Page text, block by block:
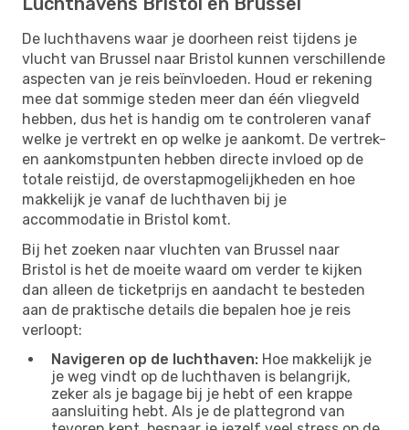
De luchthavens waar je doorheen reist tijdens je
vlucht van Brussel naar Bristol kunnen verschillende
aspecten van je reis beïnvloeden. Houd er rekening
mee dat sommige steden meer dan één vliegveld
hebben, dus het is handig om te controleren vanaf
welke je vertrekt en op welke je aankomt. De vertrek-
en aankomstpunten hebben directe invloed op de
totale reistijd, de overstapmogelijkheden en hoe
makkelijk je vanaf de luchthaven bij je
accommodatie in Bristol komt.
Bij het zoeken naar vluchten van Brussel naar
Bristol is het de moeite waard om verder te kijken
dan alleen de ticketprijs en aandacht te besteden
aan de praktische details die bepalen hoe je reis
verloopt:
Navigeren op de luchthaven: Hoe makkelijk je
je weg vindt op de luchthaven is belangrijk,
zeker als je bagage bij je hebt of een krappe
aansluiting hebt. Als je de plattegrond van